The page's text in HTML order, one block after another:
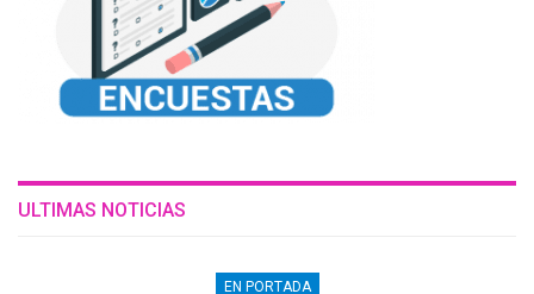
ULTIMAS NOTICIAS
EN PORTADA